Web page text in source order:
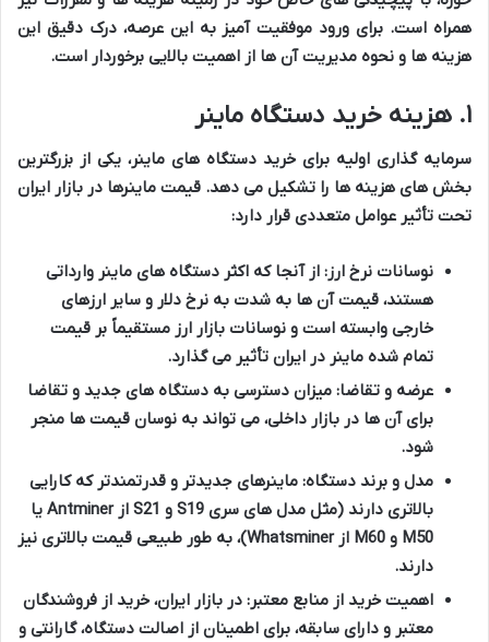
همراه است. برای ورود موفقیت آمیز به این عرصه، درک دقیق این
هزینه ها و نحوه مدیریت آن ها از اهمیت بالایی برخوردار است.
۱. هزینه خرید دستگاه ماینر
سرمایه گذاری اولیه برای خرید دستگاه های ماینر، یکی از بزرگترین
بخش های هزینه ها را تشکیل می دهد. قیمت ماینرها در بازار ایران
تحت تأثیر عوامل متعددی قرار دارد:
نوسانات نرخ ارز: از آنجا که اکثر دستگاه های ماینر وارداتی
هستند، قیمت آن ها به شدت به نرخ دلار و سایر ارزهای
خارجی وابسته است و نوسانات بازار ارز مستقیماً بر قیمت
تمام شده ماینر در ایران تأثیر می گذارد.
عرضه و تقاضا: میزان دسترسی به دستگاه های جدید و تقاضا
برای آن ها در بازار داخلی، می تواند به نوسان قیمت ها منجر
شود.
مدل و برند دستگاه: ماینرهای جدیدتر و قدرتمندتر که کارایی
بالاتری دارند (مثل مدل های سری S19 و S21 از Antminer یا
M50 و M60 از Whatsminer)، به طور طبیعی قیمت بالاتری نیز
دارند.
اهمیت خرید از منابع معتبر: در بازار ایران، خرید از فروشندگان
معتبر و دارای سابقه، برای اطمینان از اصالت دستگاه، گارانتی و